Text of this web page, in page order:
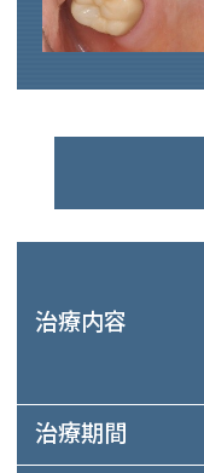
治療内容
治療期間